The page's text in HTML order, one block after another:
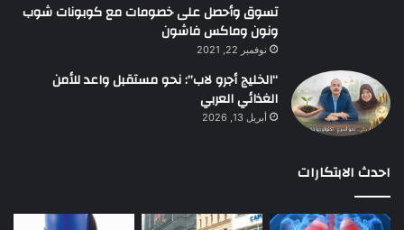
تسوق وأحصل على خصومات مع كوبونات شوب
ونون وماكس فاشون
نوفمبر 22, 2021
“الخليج أجرو لاب”: نحو مستقبل واعد للأمن
الغذائي العربي
أبريل 13, 2026
احدث الابتكارات